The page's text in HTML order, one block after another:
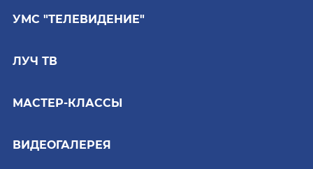
УМС "ТЕЛЕВИДЕНИЕ"
ЛУЧ ТВ
МАСТЕР-КЛАССЫ
ВИДЕОГАЛЕРЕЯ